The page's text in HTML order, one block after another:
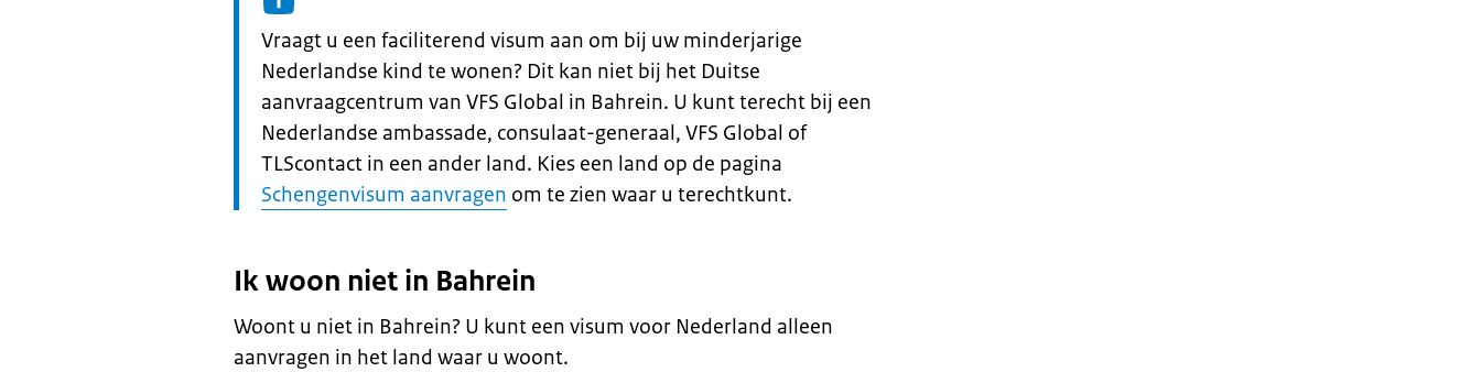
Informatie:
Vraagt u een faciliterend visum aan om bij uw minderjarige
Nederlandse kind te wonen? Dit kan niet bij het Duitse
aanvraagcentrum van VFS Global in Bahrein. U kunt terecht bij een
Nederlandse ambassade, consulaat-generaal, VFS Global of
TLScontact in een ander land. Kies een land op de pagina
Schengenvisum aanvragen om te zien waar u terechtkunt.
Ik woon niet in Bahrein
Woont u niet in Bahrein? U kunt een visum voor Nederland alleen
aanvragen in het land waar u woont.